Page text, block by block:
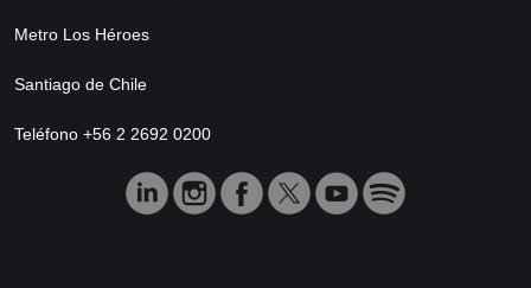
Metro Los Héroes
Santiago de Chile
Teléfono +56 2 2692 0200